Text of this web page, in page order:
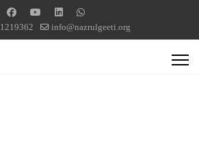
info@nazrulgeeti.org